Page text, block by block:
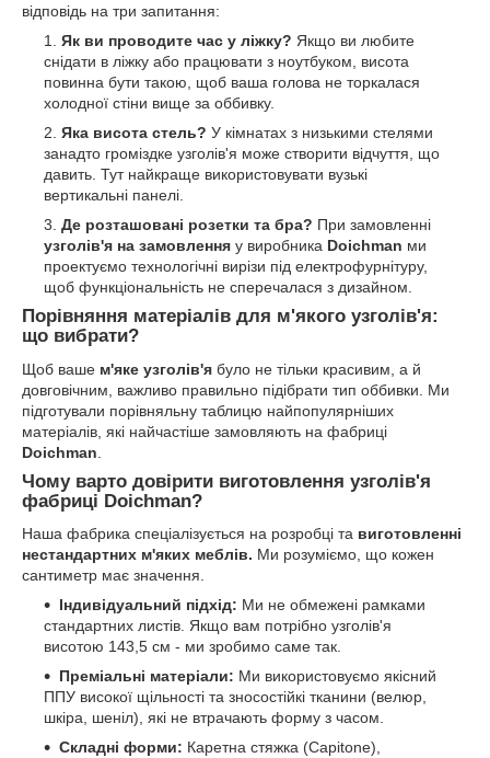
відповідь на три запитання:
Як ви проводите час у ліжку? Якщо ви любите
снідати в ліжку або працювати з ноутбуком, висота
повинна бути такою, щоб ваша голова не торкалася
холодної стіни вище за оббивку.
Яка висота стель? У кімнатах з низькими стелями
занадто громіздке узголів'я може створити відчуття, що
давить. Тут найкраще використовувати вузькі
вертикальні панелі.
Де розташовані розетки та бра? При замовленні
узголів'я на замовлення у виробника Doichman ми
проектуємо технологічні вирізи під електрофурнітуру,
щоб функціональність не сперечалася з дизайном.
Порівняння матеріалів для м'якого узголів'я:
що вибрати?
Щоб ваше м'яке узголів'я було не тільки красивим, а й
довговічним, важливо правильно підібрати тип оббивки. Ми
підготували порівняльну таблицю найпопулярніших
матеріалів, які найчастіше замовляють на фабриці
Doichman
Чому варто довірити виготовлення узголів'я
фабриці Doichman?
Наша фабрика спеціалізується на розробці та виготовленні
нестандартних м'яких меблів. Ми розуміємо, що кожен
сантиметр має значення.
Індивідуальний підхід: Ми не обмежені рамками
стандартних листів. Якщо вам потрібно узголів'я
висотою 143,5 см - ми зробимо саме так.
Преміальні матеріали: Ми використовуємо якісний
ППУ високої щільності та зносостійкі тканини (велюр,
шкіра, шеніл), які не втрачають форму з часом.
Складні форми: Каретна стяжка (Capitone),